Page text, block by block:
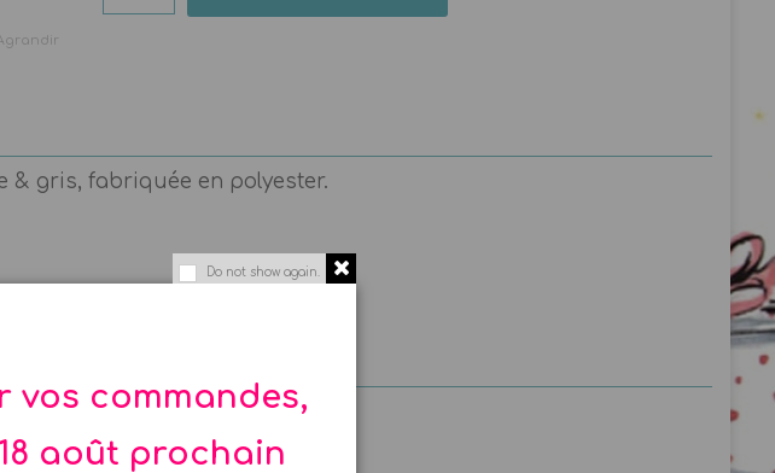
Do not show again.
vos commandes,
août prochain
& gris, fabriquée en polyester.
difficile de choisir ! La Fée